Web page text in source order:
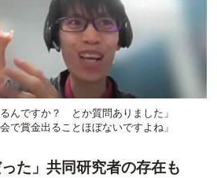
るんですか？ とか質問ありました」
会で賞金出ることほぼないですよね」
った」共同研究者の存在も